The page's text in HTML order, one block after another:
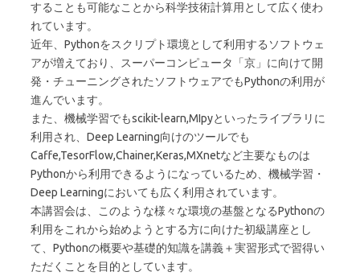
することも可能なことから科学技術計算用として広く使わ
れています。
近年、Pythonをスクリプト環境として利用するソフトウェ
アが増えており、スーパーコンピュータ「京」に向けて開
発・チューニングされたソフトウェアでもPythonの利用が
進んでいます。
また、機械学習でもscikit-learn,MIpyといったライブラリに
利用され、Deep Learning向けのツールでも
Caffe,TesorFlow,Chainer,Keras,MXnetなど主要なものは
Pythonから利用できるようになっているため、機械学習・
Deep Learningにおいても広く利用されています。
本講習会は、このような様々な環境の基盤となるPythonの
利用をこれから始めようとする方に向けた初級講座とし
て、Pythonの概要や基礎的知識を講義＋実習形式で習得い
ただくことを目的としています。